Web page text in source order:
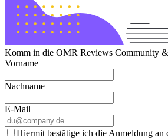
Komm in die OMR Reviews Community
Vorname
Nachname
E-Mail
Hiermit bestätige ich die Anmeldung an